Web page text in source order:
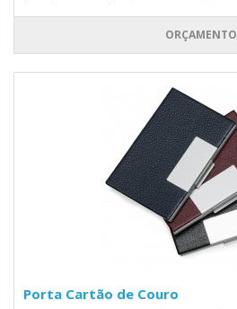
ORÇAMENTO
Porta Cartão de Couro